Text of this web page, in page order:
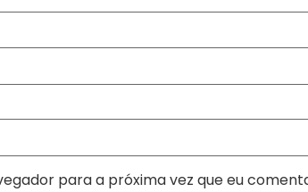
para a próxima vez que eu